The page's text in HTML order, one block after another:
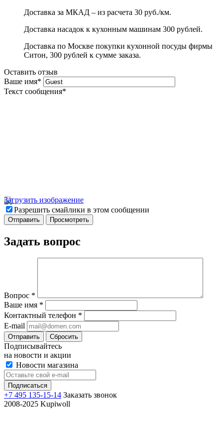
Доставка за МКАД – из расчета 30 руб./км.
Доставка насадок к кухонным машинам 300 рублей.
Доставка по Москве покупки кухонной посуды фирмы
Ситон, 300 рублей к сумме заказа.
Оставить отзыв
Ваше имя*
Текст сообщения*
Загрузить изображение
Разрешить смайлики в этом сообщении
Задать вопрос
Вопрос *
Ваше имя *
Контактный телефон *
E-mail
Отправить Сбросить
Подписывайтесь
на новости и акции
Новости магазина
+7 495 135-15-14 Заказать звонок
2008-2025 Kupiwoll